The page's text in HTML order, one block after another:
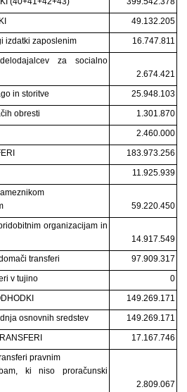
49.132.205
izdatki zaposlenim
16.747.811
za socialno
2.674.421
in storitve
25.948.103
obresti
1.301.870
2.460.000
183.973.256
11.925.939
59.220.450
organizacijam in
14.917.549
transferi
97.909.317
v tujino
0
149.269.171
osnovnih sredstev
149.269.171
17.167.746
pravnim
ki niso proračunski
2.809.067